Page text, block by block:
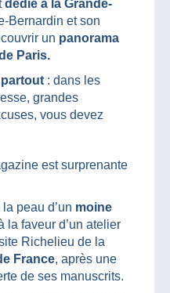
dédié à la Grande-
Bernardin et son
un panorama
Paris.
: dans les
grandes
vous devez
est surprenante
peau d’un moine
la faveur d’un atelier
Richelieu de la
France, après une
de ses manuscrits.